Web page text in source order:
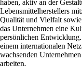
haben, aktiv an der
Lebensmittelherstellers
Qualität und Vielfalt
das Unternehmen eine
persönlichen
einem internationalen
wachsenden
arbeiten.